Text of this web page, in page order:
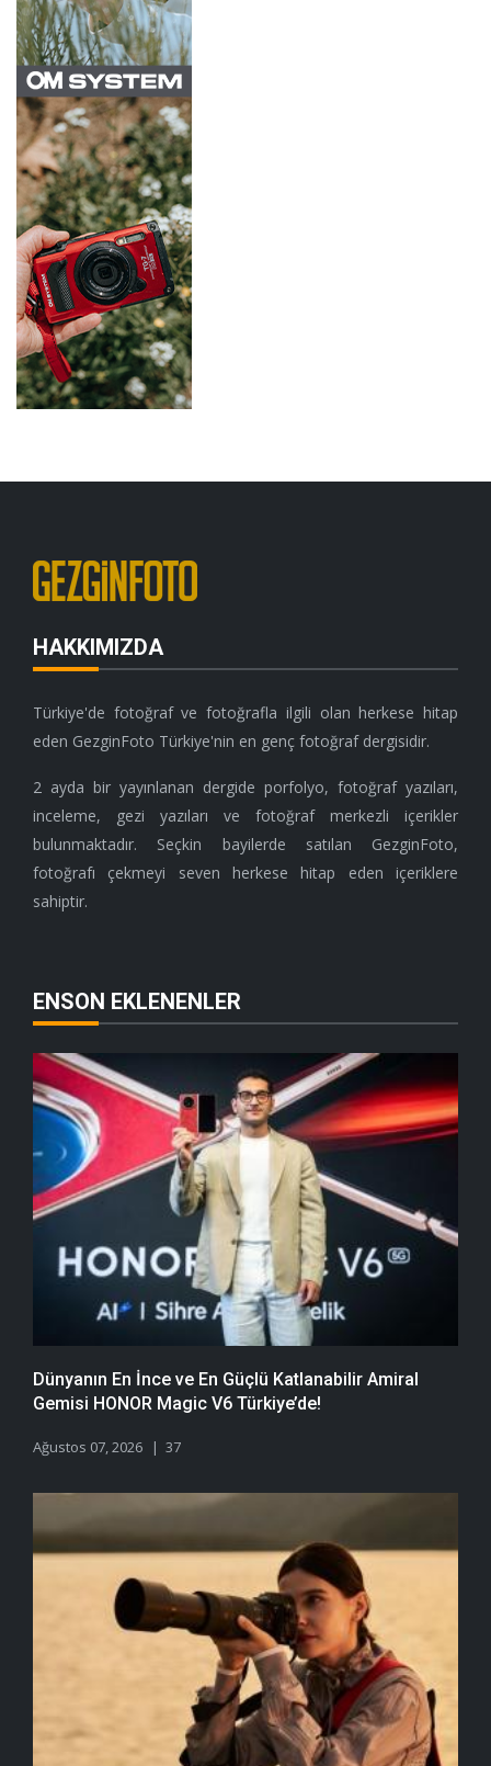
HAKKIMIZDA
Türkiye'de fotoğraf ve fotoğrafla ilgili olan herkese hitap
eden GezginFoto Türkiye'nin en genç fotoğraf dergisidir.
2 ayda bir yayınlanan dergide porfolyo, fotoğraf yazıları,
inceleme, gezi yazıları ve fotoğraf merkezli içerikler
bulunmaktadır. Seçkin bayilerde satılan GezginFoto,
fotoğrafı çekmeyi seven herkese hitap eden içeriklere
sahiptir.
ENSON EKLENENLER
Dünyanın En İnce ve En Güçlü Katlanabilir Amiral
Gemisi HONOR Magic V6 Türkiye’de!
Ağustos 07, 2026 37